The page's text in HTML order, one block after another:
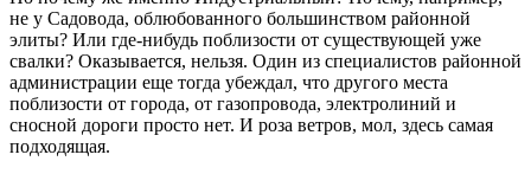
не у Садовода, облюбованного большинством районной
элиты? Или где-нибудь поблизости от существующей уже
свалки? Оказывается, нельзя. Один из специалистов районной
администрации еще тогда убеждал, что другого места
поблизости от города, от газопровода, электролиний и
сносной дороги просто нет. И роза ветров, мол, здесь самая
подходящая.